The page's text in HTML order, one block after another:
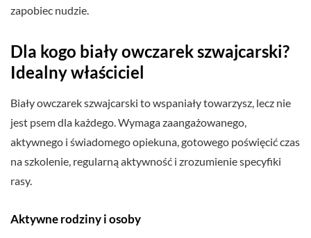
zapobiec nudzie.
Dla kogo biały owczarek szwajcarski?
Idealny właściciel
Biały owczarek szwajcarski to wspaniały towarzysz, lecz nie
jest psem dla każdego. Wymaga zaangażowanego,
aktywnego i świadomego opiekuna, gotowego poświęcić czas
na szkolenie, regularną aktywność i zrozumienie specyfiki
rasy.
Aktywne rodziny i osoby